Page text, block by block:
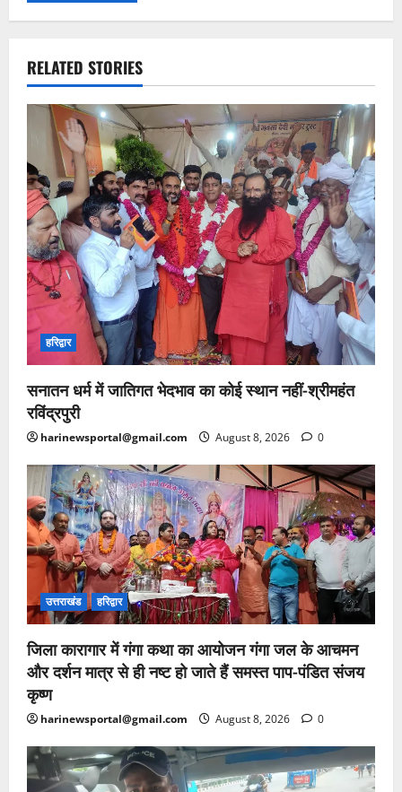
RELATED STORIES
हरिद्वार
सनातन धर्म में जातिगत भेदभाव का कोई स्थान नहीं-श्रीमहंत
रविंद्रपुरी
harinewsportal@gmail.com August 8, 2026 0
उत्तराखंड हरिद्वार
जिला कारागार में गंगा कथा का आयोजन गंगा जल के आचमन
और दर्शन मात्र से ही नष्ट हो जाते हैं समस्त पाप-पंडित संजय
कृष्ण
harinewsportal@gmail.com August 8, 2026 0